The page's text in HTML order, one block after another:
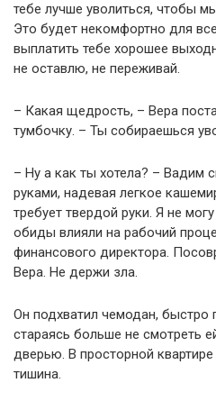
тебе лучше уволиться, чтобы
Это будет некомфортно для
выплатить тебе хорошее
не оставлю, не переживай.
– Какая щедрость, – Вера
тумбочку. – Ты собираешься
– Ну а как ты хотела? – Вадим
руками, надевая легкое
требует твердой руки. Я не
обиды влияли на рабочий
финансового директора.
Вера. Не держи зла.
Он подхватил чемодан, быстро
стараясь больше не смотреть
дверью. В просторной
тишина.